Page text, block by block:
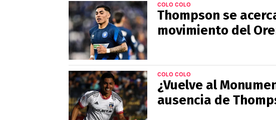
COLO COLO
Thompson se
movimiento del
COLO COLO
¿Vuelve al
ausencia de